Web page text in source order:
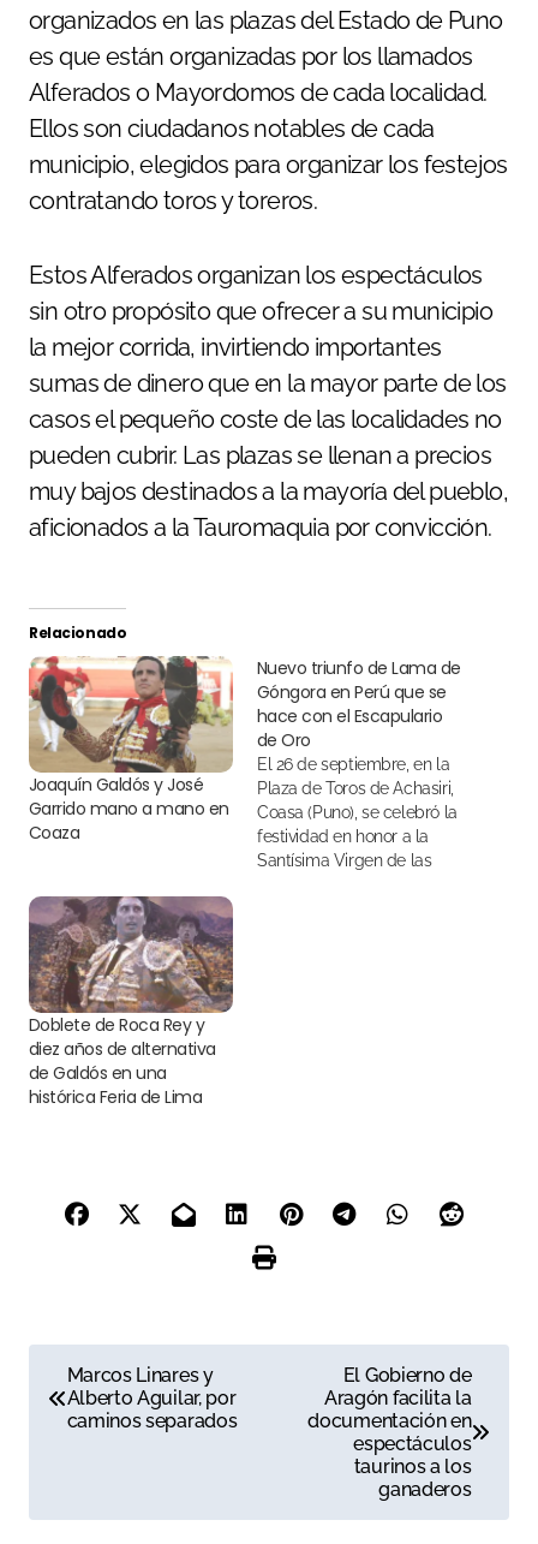
organizados en las plazas del Estado de Puno
es que están organizadas por los llamados
Alferados o Mayordomos de cada localidad.
Ellos son ciudadanos notables de cada
municipio, elegidos para organizar los festejos
contratando toros y toreros.
Estos Alferados organizan los espectáculos
sin otro propósito que ofrecer a su municipio
la mejor corrida, invirtiendo importantes
sumas de dinero que en la mayor parte de los
casos el pequeño coste de las localidades no
pueden cubrir. Las plazas se llenan a precios
muy bajos destinados a la mayoría del pueblo,
aficionados a la Tauromaquia por convicción.
Relacionado
Joaquín Galdós y José
Garrido mano a mano en
Coaza
Nuevo triunfo de Lama de
Góngora en Perú que se
hace con el Escapulario
de Oro
El 26 de septiembre, en la
Plaza de Toros de Achasiri,
Coasa (Puno), se celebró la
festividad en honor a la
Santísima Virgen de las
Doblete de Roca Rey y
diez años de alternativa
de Galdós en una
histórica Feria de Lima
a
e
Marcos Linares y
Alberto Aguilar, por
caminos separados
El Gobierno de
Aragón facilita la
documentación en
espectáculos
taurinos a los
ganaderos